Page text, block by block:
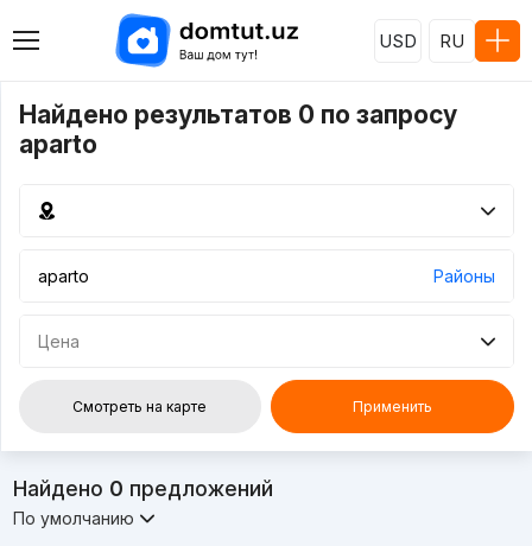
USD RU
Найдено результатов 0 по запросу
aparto
Районы
Цена
Смотреть на карте Применить
Найдено 0 предложений
По умолчанию